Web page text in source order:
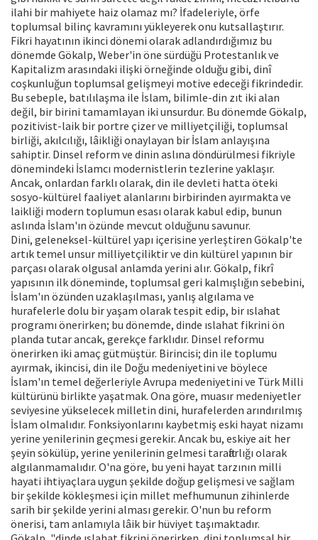
ilahi bir mahiyete haiz olamaz mı? İfadeleriyle, örfe
toplumsal bilinç kavramını yükleyerek onu kutsallaştırır.
Fikri hayatının ikinci dönemi olarak adlandırdığımız bu
dönemde Gökalp, Weber'in öne sürdüğü Protestanlık ve
Kapitalizm arasındaki ilişki örneğinde olduğu gibi, dinî
coşkunluğun toplumsal gelişmeyi motive edeceği fikrindedir.
Bu sebeple, batılılaşma ile İslam, bilimle-din zıt iki alan
değil, bir birini tamamlayan iki unsurdur. Bu dönemde Gökalp,
pozitivist-laik bir portre çizer ve milliyetçiliği, toplumsal
birliği, akılcılığı, lâikliği onaylayan bir İslam anlayışına
sahiptir. Dinsel reform ve dinin aslına döndürülmesi fikriyle
dönemindeki İslamcı modernistlerin tezlerine yaklaşır.
Ancak, onlardan farklı olarak, din ile devleti hatta öteki
sosyo-kültürel faaliyet alanlarını birbirinden ayırmakta ve
laikliği modern toplumun esası olarak kabul edip, bunun
aslında İslam'ın özünde mevcut olduğunu savunur.
Dini, geleneksel-kültürel yapı içerisine yerleştiren Gökalp'te
artık temel unsur milliyetçiliktir ve din kültürel yapının bir
parçası olarak olgusal anlamda yerini alır. Gökalp, fikrî
yapısının ilk döneminde, toplumsal geri kalmışlığın sebebini,
İslam'ın özünden uzaklaşılması, yanlış algılama ve
hurafelerle dolu bir yaşam olarak tespit edip, bir ıslahat
programı önerirken; bu dönemde, dinde ıslahat fikrini ön
planda tutar ancak, gerekçe farklıdır. Dinsel reformu
önerirken iki amaç gütmüştür. Birincisi; din ile toplumu
ayırmak, ikincisi, din ile Doğu medeniyetini ve böylece
İslam'ın temel değerleriyle Avrupa medeniyetini ve Türk Milli
kültürünü birlikte yaşatmak. Ona göre, muasır medeniyetler
seviyesine yükselecek milletin dini, hurafelerden arındırılmış
İslam olmalıdır. Fonksiyonlarını kaybetmiş eski hayat nizamı
yerine yenilerinin geçmesi gerekir. Ancak bu, eskiye ait her
şeyin sökülüp, yerine yenilerinin gelmesi taraftarlığı olarak
algılanmamalıdır. O'na göre, bu yeni hayat tarzının milli
hayati ihtiyaçlara uygun şekilde doğup gelişmesi ve sağlam
bir şekilde kökleşmesi için millet mefhumunun zihinlerde
sarih bir şekilde yerini alması gerekir. O'nun bu reform
önerisi, tam anlamıyla lâik bir hüviyet taşımaktadır.